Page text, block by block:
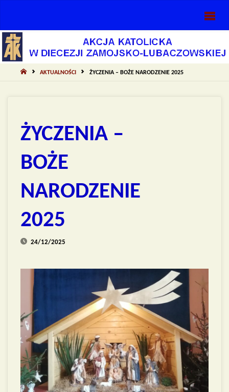
KATOLICKA
DIECEZJI
ZAMOJSKO-
STRONAAKTUALNOŚCI ŻYCZENIA – BOŻE NARODZENIE 2025
ŻYCZENIA –
BOŻE
NARODZENIE
2025
24/12/2025